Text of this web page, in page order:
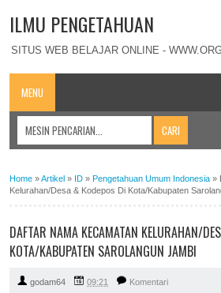
ILMU PENGETAHUAN
SITUS WEB BELAJAR ONLINE -
MENU
Home »Artikel » ID » Pengetahuan Umum Indonesia »
Kelurahan/Desa & Kodepos Di Kota/Kabupaten
DAFTAR NAMA KECAMATAN KELURAHAN/
KOTA/KABUPATEN SAROLANGUN JAMBI
godam64 09:21 Komentari